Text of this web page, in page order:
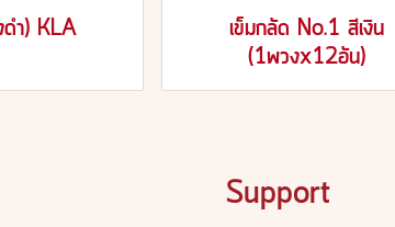
ำ) KLA
เข็มกลัด No.1 สีเงิน
(1พวงx12อัน)
Support